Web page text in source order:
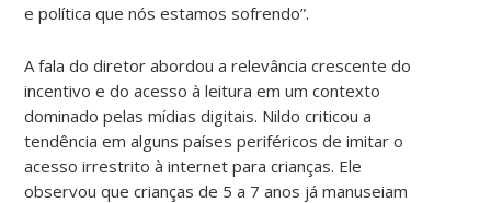
e política que nós estamos sofrendo”.
A fala do diretor abordou a relevância crescente do
incentivo e do acesso à leitura em um contexto
dominado pelas mídias digitais. Nildo criticou a
tendência em alguns países periféricos de imitar o
acesso irrestrito à internet para crianças. Ele
observou que crianças de 5 a 7 anos já manuseiam